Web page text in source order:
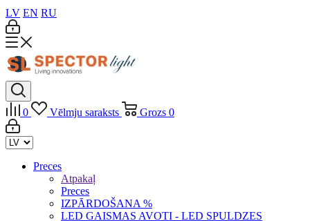
LV EN RU
0 Vēlmju saraksts Grozs 0
Preces
Atpakaļ
Preces
IZPĀRDOŠANA %
LED GAISMAS AVOTI - LED SPULDZES